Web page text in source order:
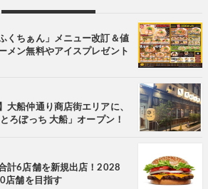
くちぁん」メニュー改訂＆値
メン無料やアイスプレゼント
大船仲通り商店街エリアに、
ろぼっち 大船」オープン！
計6店舗を新規出店！2028
店舗を目指す